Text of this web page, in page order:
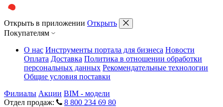
Открыть в приложении Открыть
Покупателям
О нас Инструменты портала для бизнеса Новости
Оплата Доставка Политика в отношении обработки
персональных данных Рекомендательные технологии
Общие условия поставки
Филиалы Акции BIM - модели
Отдел продаж:
8 800 234 69 80